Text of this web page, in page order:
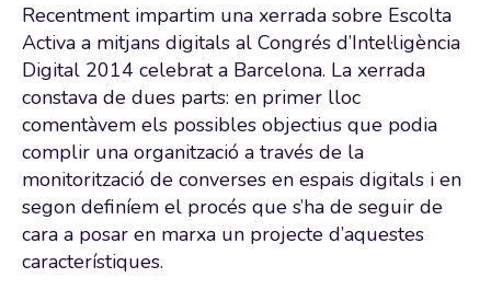
Recentment impartim una xerrada sobre Escolta
Activa a mitjans digitals al Congrés d’Intel·ligència
Digital 2014 celebrat a Barcelona. La xerrada
constava de dues parts: en primer lloc
comentàvem els possibles objectius que podia
complir una organització a través de la
monitorització de converses en espais digitals i en
segon definíem el procés que s’ha de seguir de
cara a posar en marxa un projecte d’aquestes
característiques.